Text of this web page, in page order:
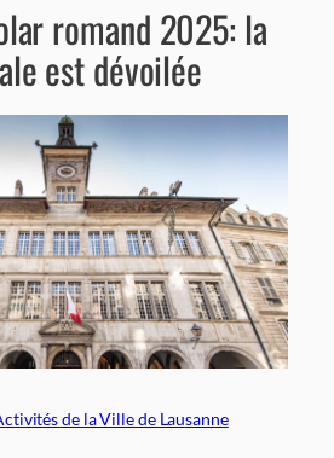
romand 2025: la
est dévoilée
de la Ville de Lausanne